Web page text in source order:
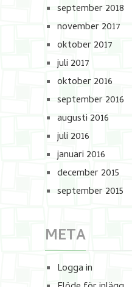
september 2018
november 2017
oktober 2017
juli 2017
oktober 2016
september 2016
augusti 2016
juli 2016
januari 2016
december 2015
september 2015
META
Logga in